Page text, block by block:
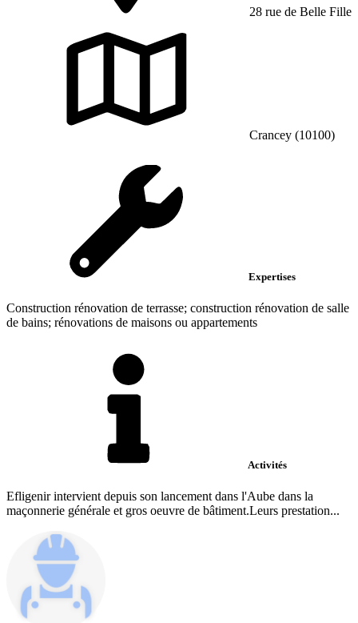
28 rue de Belle Fille
Crancey (10100)
Expertises
Construction rénovation de terrasse; construction rénovation de salle
de bains; rénovations de maisons ou appartements
Activités
Efligenir intervient depuis son lancement dans l'Aube dans la
maçonnerie générale et gros oeuvre de bâtiment.Leurs prestation...